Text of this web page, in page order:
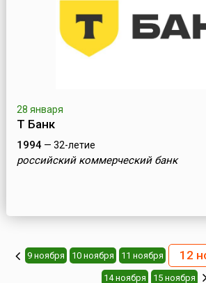
28 января
Т Банк
1994— 32-летие
российский коммерческий банк
9 ноября 10 ноября 11 ноября 12
14 ноября 15 ноября